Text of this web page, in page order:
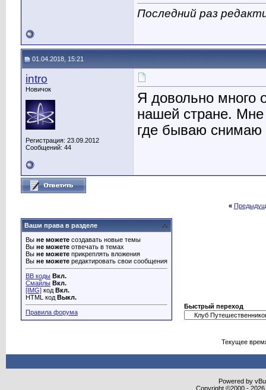
Последний раз
01.04.2018, 15:21
intro
Новичок
Регистрация: 23.09.2012
Сообщений: 44
Я довольно много
нашей стране. Мне
где бываю
«
Ваши права в разделе
Вы не можете создавать новые темы
Вы не можете отвечать в темах
Вы не можете прикреплять вложения
Вы не можете редактировать свои сообщения
BB коды Вкл.
Смайлы Вкл.
[IMG] код Вкл.
HTML код Выкл.
Правила форума
Быстрый переход
Текущее
Powered by
Copyright ©2000 -